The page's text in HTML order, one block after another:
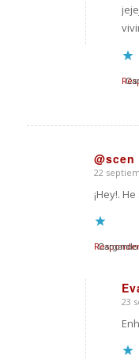
@scen
Dice:
22
¡Hey!.
23